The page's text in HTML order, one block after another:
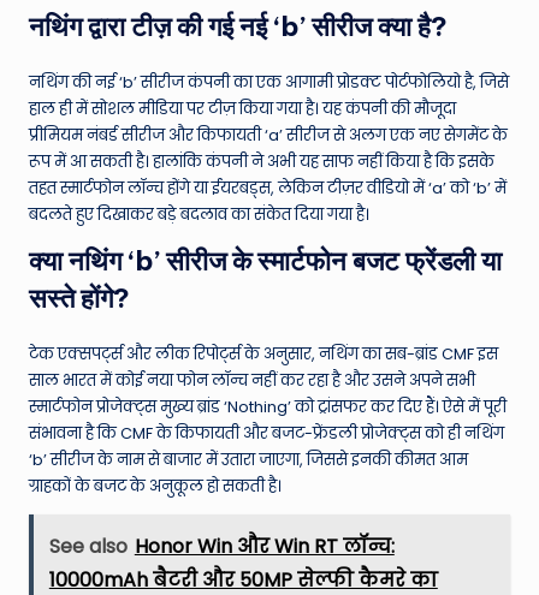
नथिंग द्वारा टीज़ की गई नई ‘b’ सीरीज क्या है?
नथिंग की नई ‘b’ सीरीज कंपनी का एक आगामी प्रोडक्ट पोर्टफोलियो है, जिसे
हाल ही में सोशल मीडिया पर टीज़ किया गया है। यह कंपनी की मौजूदा
प्रीमियम नंबर्ड सीरीज और किफायती ‘a’ सीरीज से अलग एक नए सेगमेंट के
रूप में आ सकती है। हालांकि कंपनी ने अभी यह साफ नहीं किया है कि इसके
तहत स्मार्टफोन लॉन्च होंगे या ईयरबड्स, लेकिन टीज़र वीडियो में ‘a’ को ‘b’ में
बदलते हुए दिखाकर बड़े बदलाव का संकेत दिया गया है।
क्या नथिंग ‘b’ सीरीज के स्मार्टफोन बजट फ्रेंडली या
सस्ते होंगे?
टेक एक्सपर्ट्स और लीक रिपोर्ट्स के अनुसार, नथिंग का सब-ब्रांड CMF इस
साल भारत में कोई नया फोन लॉन्च नहीं कर रहा है और उसने अपने सभी
स्मार्टफोन प्रोजेक्ट्स मुख्य ब्रांड ‘Nothing’ को ट्रांसफर कर दिए हैं। ऐसे में पूरी
संभावना है कि CMF के किफायती और बजट-फ्रेंडली प्रोजेक्ट्स को ही नथिंग
‘b’ सीरीज के नाम से बाजार में उतारा जाएगा, जिससे इनकी कीमत आम
ग्राहकों के बजट के अनुकूल हो सकती है।
See also Honor Win और Win RT लॉन्च:
10000mAh बैटरी और 50MP सेल्फी कैमरे का